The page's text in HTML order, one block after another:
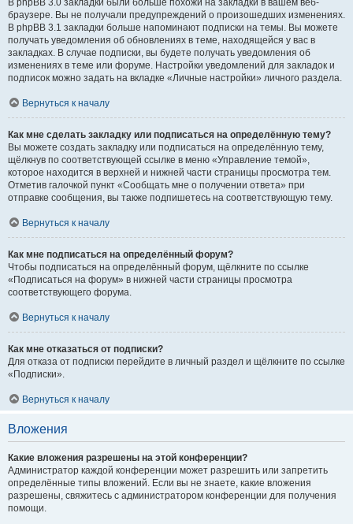
В phpBB 3.0 закладки были больше похожи на закладки в вашем веб-
браузере. Вы не получали предупреждений о произошедших изменениях.
В phpBB 3.1 закладки больше напоминают подписки на темы. Вы можете
получать уведомления об обновлениях в теме, находящейся у вас в
закладках. В случае подписки, вы будете получать уведомления об
изменениях в теме или форуме. Настройки уведомлений для закладок и
подписок можно задать на вкладке «Личные настройки» личного раздела.
Вернуться к началу
Как мне сделать закладку или подписаться на определённую тему?
Вы можете создать закладку или подписаться на определённую тему,
щёлкнув по соответствующей ссылке в меню «Управление темой»,
которое находится в верхней и нижней части страницы просмотра тем.
Отметив галочкой пункт «Сообщать мне о получении ответа» при
отправке сообщения, вы также подпишетесь на соответствующую тему.
Вернуться к началу
Как мне подписаться на определённый форум?
Чтобы подписаться на определённый форум, щёлкните по ссылке
«Подписаться на форум» в нижней части страницы просмотра
соответствующего форума.
Вернуться к началу
Как мне отказаться от подписки?
Для отказа от подписки перейдите в личный раздел и щёлкните по ссылке
«Подписки».
Вернуться к началу
Вложения
Какие вложения разрешены на этой конференции?
Администратор каждой конференции может разрешить или запретить
определённые типы вложений. Если вы не знаете, какие вложения
разрешены, свяжитесь с администратором конференции для получения
помощи.